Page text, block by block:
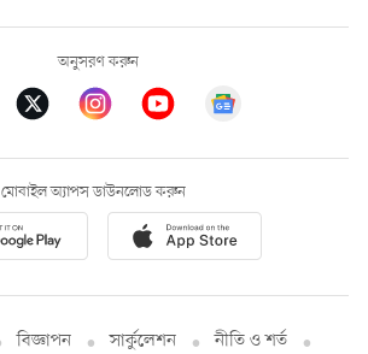
অনুসরণ করুন
মোবাইল অ্যাপস ডাউনলোড করুন
বিজ্ঞাপন সার্কুলেশন নীতি ও শর্ত